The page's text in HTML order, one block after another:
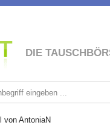
DIE
von AntoniaN